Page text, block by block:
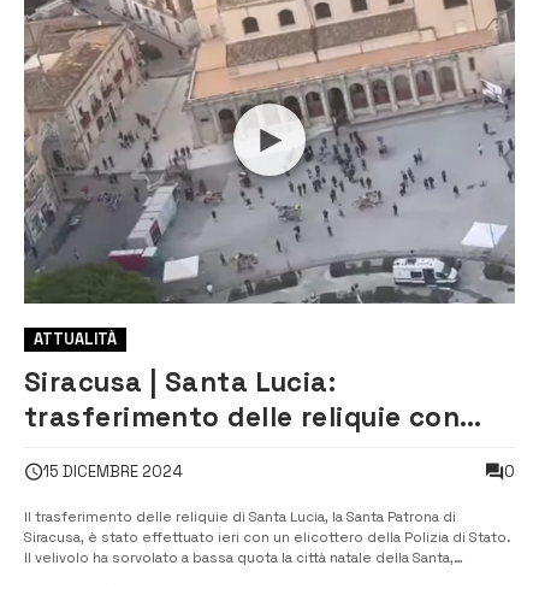
ATTUALITÀ
Siracusa | Santa Lucia:
trasferimento delle reliquie con
[VIDEO]
15 DICEMBRE 2024 0
Il trasferimento delle reliquie di Santa Lucia, la Santa Patrona di
Siracusa, è stato effettuato ieri con un elicottero della Polizia di Stato.
Il velivolo ha sorvolato a bassa quota la città natale della Santa,